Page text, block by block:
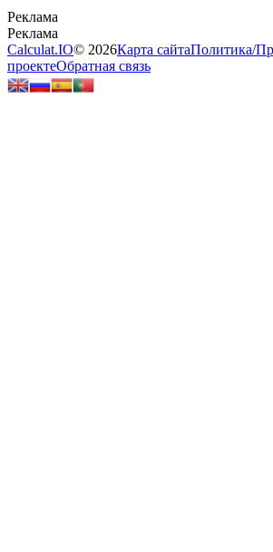
Calculat.IO© 2026Карта сайтаПолитика/
проектеОбратная связь